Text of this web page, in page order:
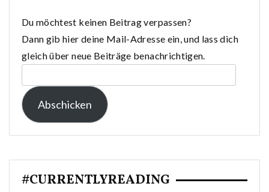
Du möchtest keinen Beitrag verpassen?
Dann gib hier deine Mail-Adresse ein, und lass dich
gleich über neue Beiträge benachrichtigen.
Mail-
Adresse:
Abschicken
#CURRENTLYREADING